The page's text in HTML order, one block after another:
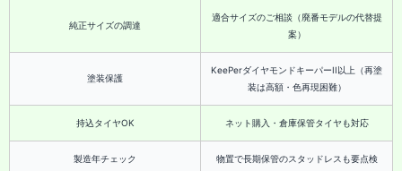
純正サイズの調達
適合サイズのご相談（廃番モデルの代替提
案）
塗装保護
KeePerダイヤモンドキーパーII以上（再塗
装は高額・色再現困難）
持込タイヤOK ネット購入・倉庫保管タイヤも対応
製造年チェック 物置で長期保管のスタッドレスも要点検